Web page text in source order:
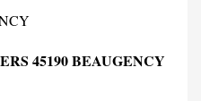
45190 BEAUGENCY